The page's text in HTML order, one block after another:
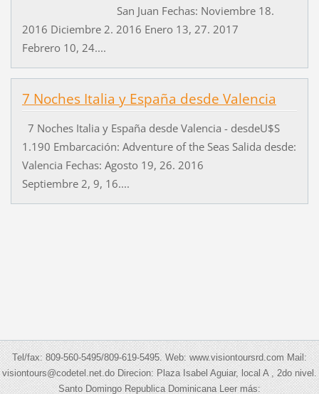
San Juan Fechas: Noviembre 18.
2016 Diciembre 2. 2016 Enero 13, 27. 2017
Febrero 10, 24....
7 Noches Italia y España desde Valencia
7 Noches Italia y España desde Valencia - desdeU$S
1.190 Embarcación: Adventure of the Seas Salida desde:
Valencia Fechas: Agosto 19, 26. 2016
Septiembre 2, 9, 16....
Tel/fax: 809-560-5495/809-619-5495. Web: www.visiontoursrd.com Mail:
visiontours@codetel.net.do Direcion: Plaza Isabel Aguiar, local A , 2do nivel.
Santo Domingo Republica Dominicana Leer más: